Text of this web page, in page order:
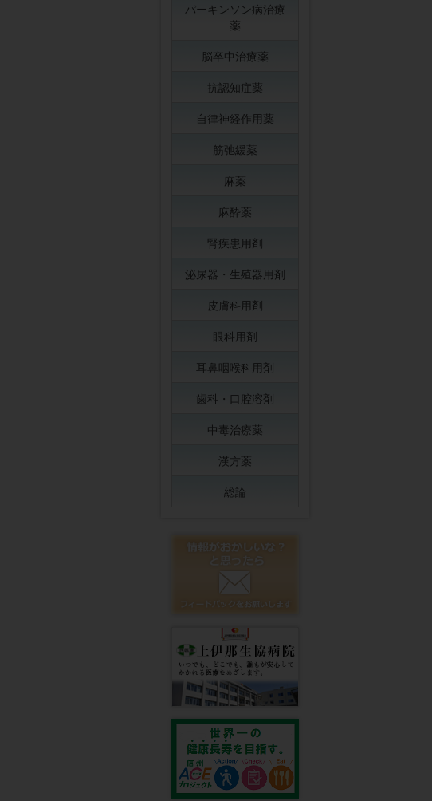
パーキンソン病治療
薬
脳卒中治療薬
抗認知症薬
自律神経作用薬
筋弛緩薬
麻薬
麻酔薬
腎疾患用剤
泌尿器・生殖器用剤
皮膚科用剤
眼科用剤
耳鼻咽喉科用剤
歯科・口腔溶剤
中毒治療薬
漢方薬
総論